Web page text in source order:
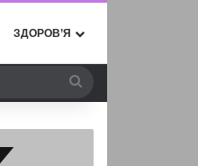
ЗДОРОВ’Я